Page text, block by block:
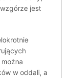
jest
w oddali, a